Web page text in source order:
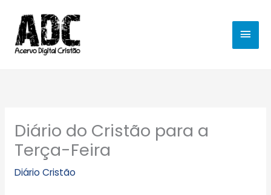
para
conteúdo
Diário do Cristão para a
Terça-Feira
Diário Cristão